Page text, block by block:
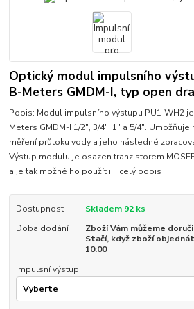
Optický modul impulsního
B-Meters GMDM-I, typ open
Popis: Modul impulsního výstupu PU1-WH2
Meters GMDM-I 1/2", 3/4", 1" a 5/4".
měření průtoku vody a jeho následné
Výstup modulu je osazen tranzistorem
a je tak možné ho použít i... celý popis
Dostupnost
Skladem 92 ks
Doba dodání
Zboží Vám můžeme
Stačí, když zboží
10:00
Impulsní výstup: